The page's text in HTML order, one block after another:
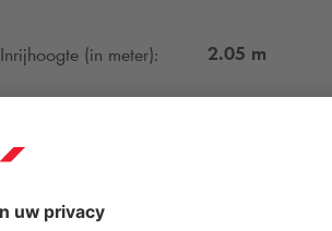
Inrijhoogte (in meter): 2.05 m